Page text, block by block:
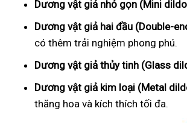
Dương vật giả nhỏ gọn (Mini
Dương vật giả hai đầu (Double-
có thêm trải nghiệm phong phú.
Dương vật giả thủy tinh (Glass
Dương vật giả kim loại (Metal
thăng hoa và kích thích tối đa.